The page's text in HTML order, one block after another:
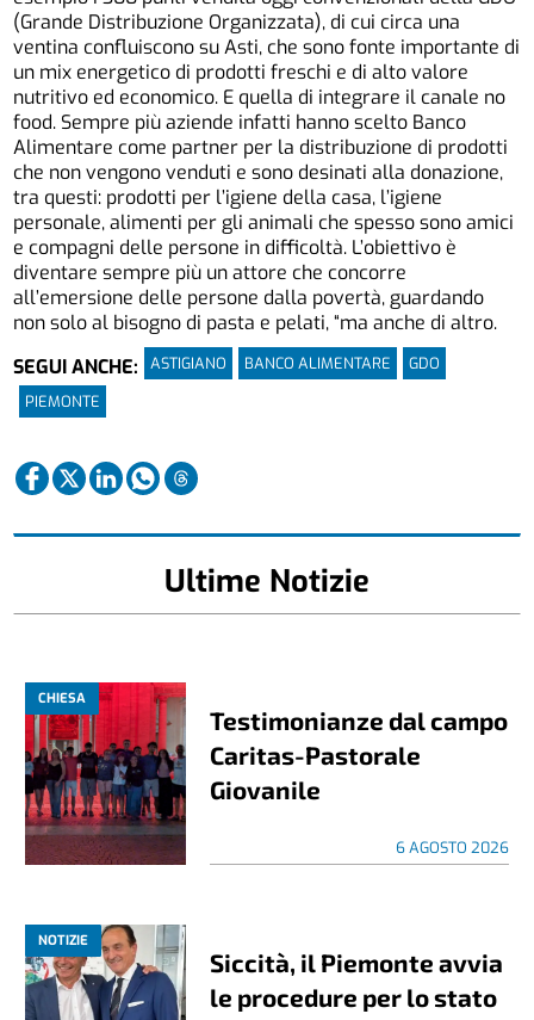
(Grande Distribuzione Organizzata), di cui circa una
ventina confluiscono su Asti, che sono fonte importante di
un mix energetico di prodotti freschi e di alto valore
nutritivo ed economico. E quella di integrare il canale no
food. Sempre più aziende infatti hanno scelto Banco
Alimentare come partner per la distribuzione di prodotti
che non vengono venduti e sono desinati alla donazione,
tra questi: prodotti per l’igiene della casa, l’igiene
personale, alimenti per gli animali che spesso sono amici
e compagni delle persone in difficoltà. L’obiettivo è
diventare sempre più un attore che concorre
all’emersione delle persone dalla povertà, guardando
non solo al bisogno di pasta e pelati, “ma anche di altro.
SEGUI ANCHE:
ASTIGIANO BANCO ALIMENTARE
GDO
PIEMONTE
Ultime Notizie
CHIESA
Testimonianze dal campo
Caritas-Pastorale
Giovanile
6 AGOSTO 2026
NOTIZIE
Siccità, il Piemonte avvia
le procedure per lo stato